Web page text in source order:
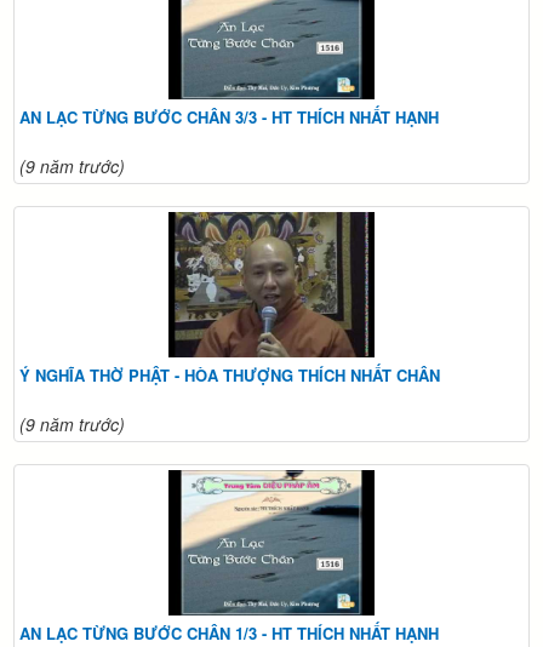
AN LẠC TỪNG BƯỚC CHÂN 3/3 - HT THÍCH NHẤT HẠNH
(9 năm trước)
Ý NGHĨA THỜ PHẬT - HÒA THƯỢNG THÍCH NHẤT CHÂN
(9 năm trước)
AN LẠC TỪNG BƯỚC CHÂN 1/3 - HT THÍCH NHẤT HẠNH